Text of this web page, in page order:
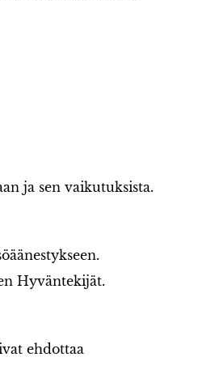
ja sen vaikutuksista.
Hyväntekijät.
ehdottaa